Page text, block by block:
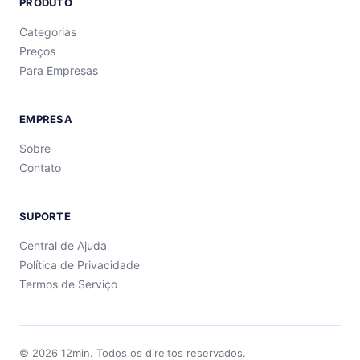
Categorias
Preços
Para Empresas
EMPRESA
Sobre
Contato
SUPORTE
Central de Ajuda
Política de Privacidade
Termos de Serviço
© 2026 12min. Todos os direitos reservados.